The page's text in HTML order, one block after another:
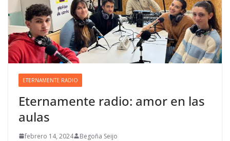
ETERNAMENTE RADIO
Eternamente radio: amor en las
aulas
febrero 14, 2024 Begoña Seijo